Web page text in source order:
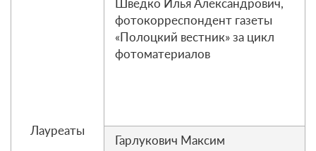
Лауреаты
Шведко Илья Александрович,
фотокорреспондент газеты
«Полоцкий вестник» за цикл
фотоматериалов
Гарлукович Максим